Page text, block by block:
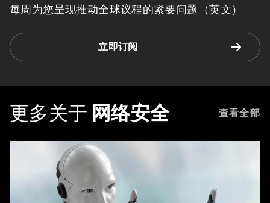
每周为您呈现推动全球议程的紧要问题（英文）
立即订阅
更多关于 网络安全 查看全部